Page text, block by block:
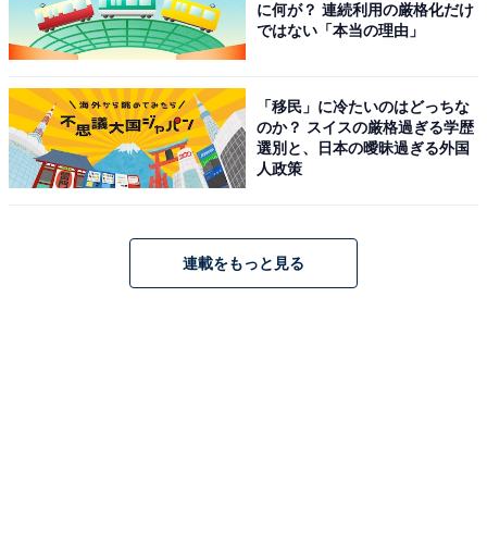
【楽天トラベル春セール】「那須温泉 ホテルサ
ンバレー那須」が今だけ特別価格に！ 硫黄泉・
弱アルカリ泉など多彩な湯処【2月12日】
に何が？ 連続利用の厳格化だけ
ではない「本当の理由」
「移民」に冷たいのはどっちな
のか？ スイスの厳格過ぎる学歴
選別と、日本の曖昧過ぎる外国
人政策
連載をもっと見る